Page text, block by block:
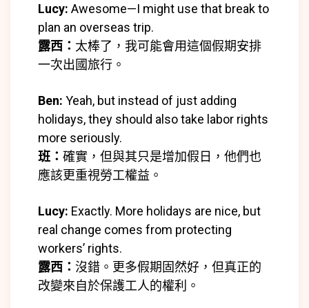
Lucy: Awesome—I might use that break to
plan an overseas trip.
露西： 太棒了，我可能會用這個假期安排
一次出國旅行。
Ben: Yeah, but instead of just adding
holidays, they should also take labor rights
more seriously.
班： 確實，但與其只是增加假日，他們也
應該更重視勞工權益。
Lucy: Exactly. More holidays are nice, but
real change comes from protecting
workers’ rights.
露西： 沒錯。更多假期固然好，但真正的
改變來自於保護工人的權利。